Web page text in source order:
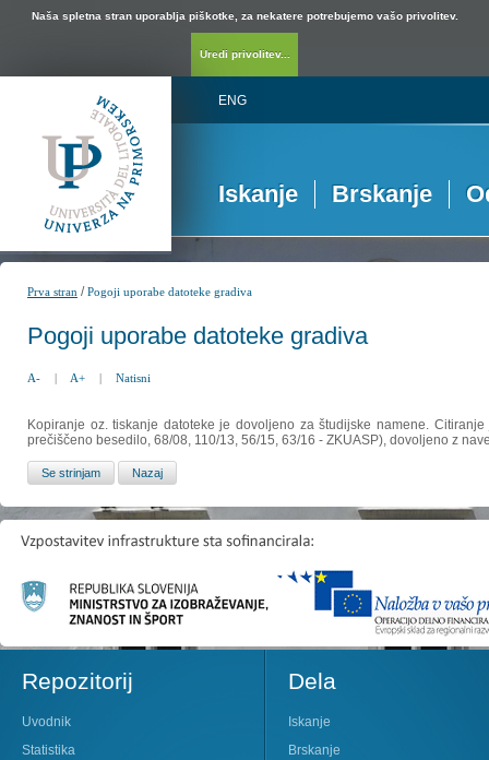
Naša spletna stran uporablja piškotke, za nekatere potrebujemo vašo privolitev.
Uredi privolitev...
ENG
Iskanje Brskanje
Prva stran /Pogoji uporabe datoteke gradiva
Pogoji uporabe datoteke gradiva
A- | A+ | Natisni
Kopiranje oz. tiskanje datoteke je dovoljeno za študijske namene.
prečiščeno besedilo, 68/08, 110/13, 56/15, 63/16 - ZKUASP), dovoljeno z
Repozitorij
Uvodnik
Statistika
Dela
Iskanje
Brskanje